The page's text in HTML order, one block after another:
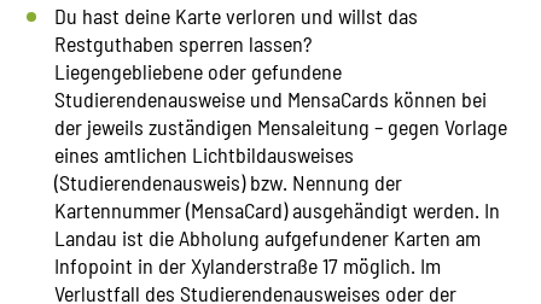
Du hast deine Karte verloren und willst das
Restguthaben sperren lassen?
Liegengebliebene oder gefundene
Studierendenausweise und MensaCards können bei
der jeweils zuständigen Mensaleitung – gegen Vorlage
eines amtlichen Lichtbildausweises
(Studierendenausweis) bzw. Nennung der
Kartennummer (MensaCard) ausgehändigt werden. In
Landau ist die Abholung aufgefundener Karten am
Infopoint in der Xylanderstraße 17 möglich. Im
Verlustfall des Studierendenausweises oder der